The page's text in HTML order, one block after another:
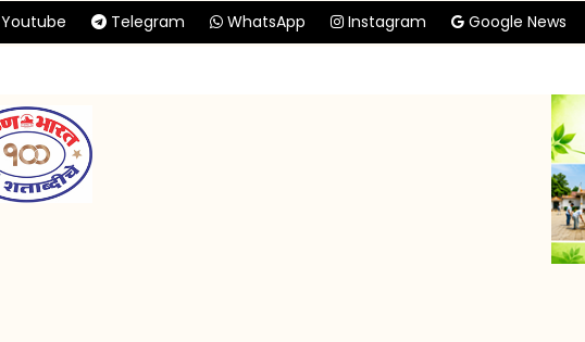
Youtube Telegram WhatsApp Instagram Google News